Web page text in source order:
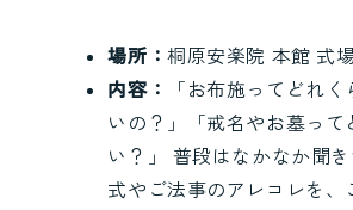
場所：桐原安楽院 本館 式
内容：
「お布施ってどれ
いの？」「戒名やお墓って
い？」 普段はなかなか聞
式やご法事のアレコレを、